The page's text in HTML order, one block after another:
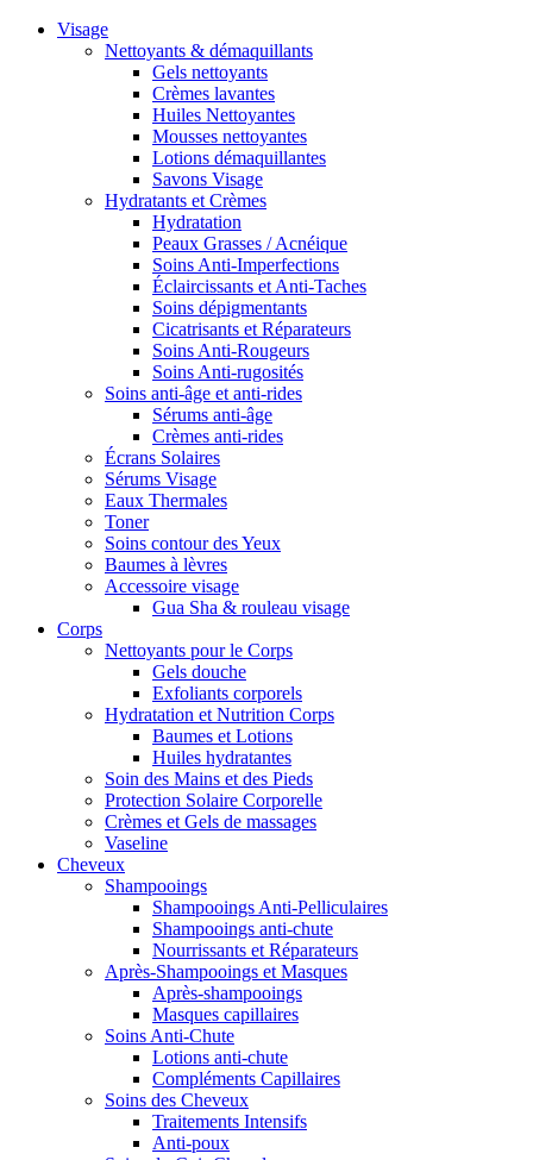
Visage
Nettoyants & démaquillants
Gels nettoyants
Crèmes lavantes
Huiles Nettoyantes
Mousses nettoyantes
Lotions démaquillantes
Savons Visage
Hydratants et Crèmes
Hydratation
Peaux Grasses / Acnéique
Soins Anti-Imperfections
Éclaircissants et Anti-Taches
Soins dépigmentants
Cicatrisants et Réparateurs
Soins Anti-Rougeurs
Soins Anti-rugosités
Soins anti-âge et anti-rides
Sérums anti-âge
Crèmes anti-rides
Écrans Solaires
Sérums Visage
Eaux Thermales
Toner
Soins contour des Yeux
Baumes à lèvres
Accessoire visage
Gua Sha & rouleau visage
Corps
Nettoyants pour le Corps
Gels douche
Exfoliants corporels
Hydratation et Nutrition Corps
Baumes et Lotions
Huiles hydratantes
Soin des Mains et des Pieds
Protection Solaire Corporelle
Crèmes et Gels de massages
Vaseline
Cheveux
Shampooings
Shampooings Anti-Pelliculaires
Shampooings anti-chute
Nourrissants et Réparateurs
Après-Shampooings et Masques
Après-shampooings
Masques capillaires
Soins Anti-Chute
Lotions anti-chute
Compléments Capillaires
Soins des Cheveux
Traitements Intensifs
Anti-poux